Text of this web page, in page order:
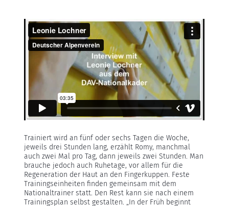
Trainiert wird an fünf oder sechs Tagen die Woche,
jeweils drei Stunden lang, erzählt Romy, manchmal
auch zwei Mal pro Tag, dann jeweils zwei Stunden. Man
brauche jedoch auch Ruhetage, vor allem für die
Regeneration der Haut an den Fingerkuppen. Feste
Trainingseinheiten finden gemeinsam mit dem
Nationaltrainer statt. Den Rest kann sie nach einem
Trainingsplan selbst gestalten. „In der Früh beginnt